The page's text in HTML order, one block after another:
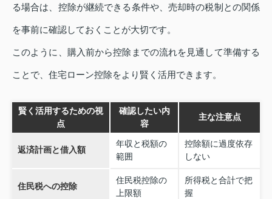
る場合は、控除が継続できる条件や、売却時の税制との関係
を事前に確認しておくことが大切です。
このように、購入前から控除までの流れを見通して準備する
ことで、住宅ローン控除をより賢く活用できます。
賢く活用するための視
点
確認したい内
容
主な注意点
返済計画と借入額
年収と税額の
範囲
控除額に過度依存
しない
住民税への控除
住民税控除の
上限額
所得税と合計で把
握